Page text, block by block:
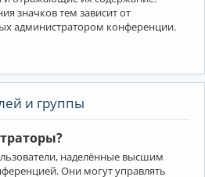
значков тем зависит от
администратором конференции.
и группы
наделённые высшим
Они могут управлять